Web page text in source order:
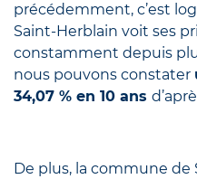
précédemment, c’est
Saint-Herblain voit ses
constamment depuis
nous pouvons constater
34,07 % en 10 ans
De plus, la commune de